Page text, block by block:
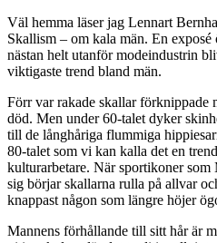
Väl hemma läser jag Lennart
Skallism – om kala män. En exposé
nästan helt utanför modeindustrin
viktigaste trend bland män.
Förr var rakade skallar förknippade
död. Men under 60-talet dyker
till de långhåriga flummiga
80-talet som vi kan kalla det en
kulturarbetare. När sportikoner som
sig börjar skallarna rulla på allvar
knappast någon som längre höjer
Mannens förhållande till sitt hår är